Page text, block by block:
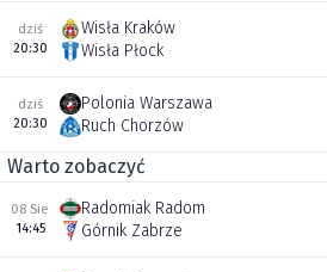
dziś
20:30
Wisła Kraków
Wisła Płock
dziś
20:30
Polonia Warszawa
Ruch Chorzów
Warto zobaczyć
08 Sie
14:45
Radomiak Radom
Górnik Zabrze